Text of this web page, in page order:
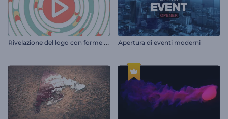
R
ivelazione del logo con forme rapide Apertura di eventi moderni